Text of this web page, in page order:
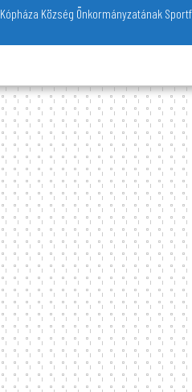
Kópháza Község Önkormányzatának